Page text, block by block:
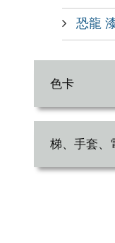
恐龍
色卡
梯、手套、